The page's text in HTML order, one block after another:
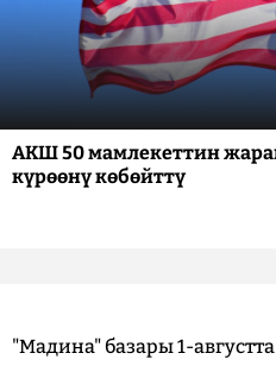
АКШ 50 мамлекеттин
күрөөнү көбөйттү
"Мадина" базары 1-